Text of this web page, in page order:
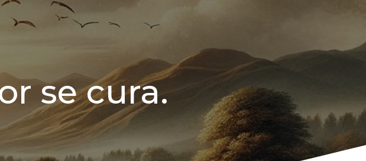
se cura.